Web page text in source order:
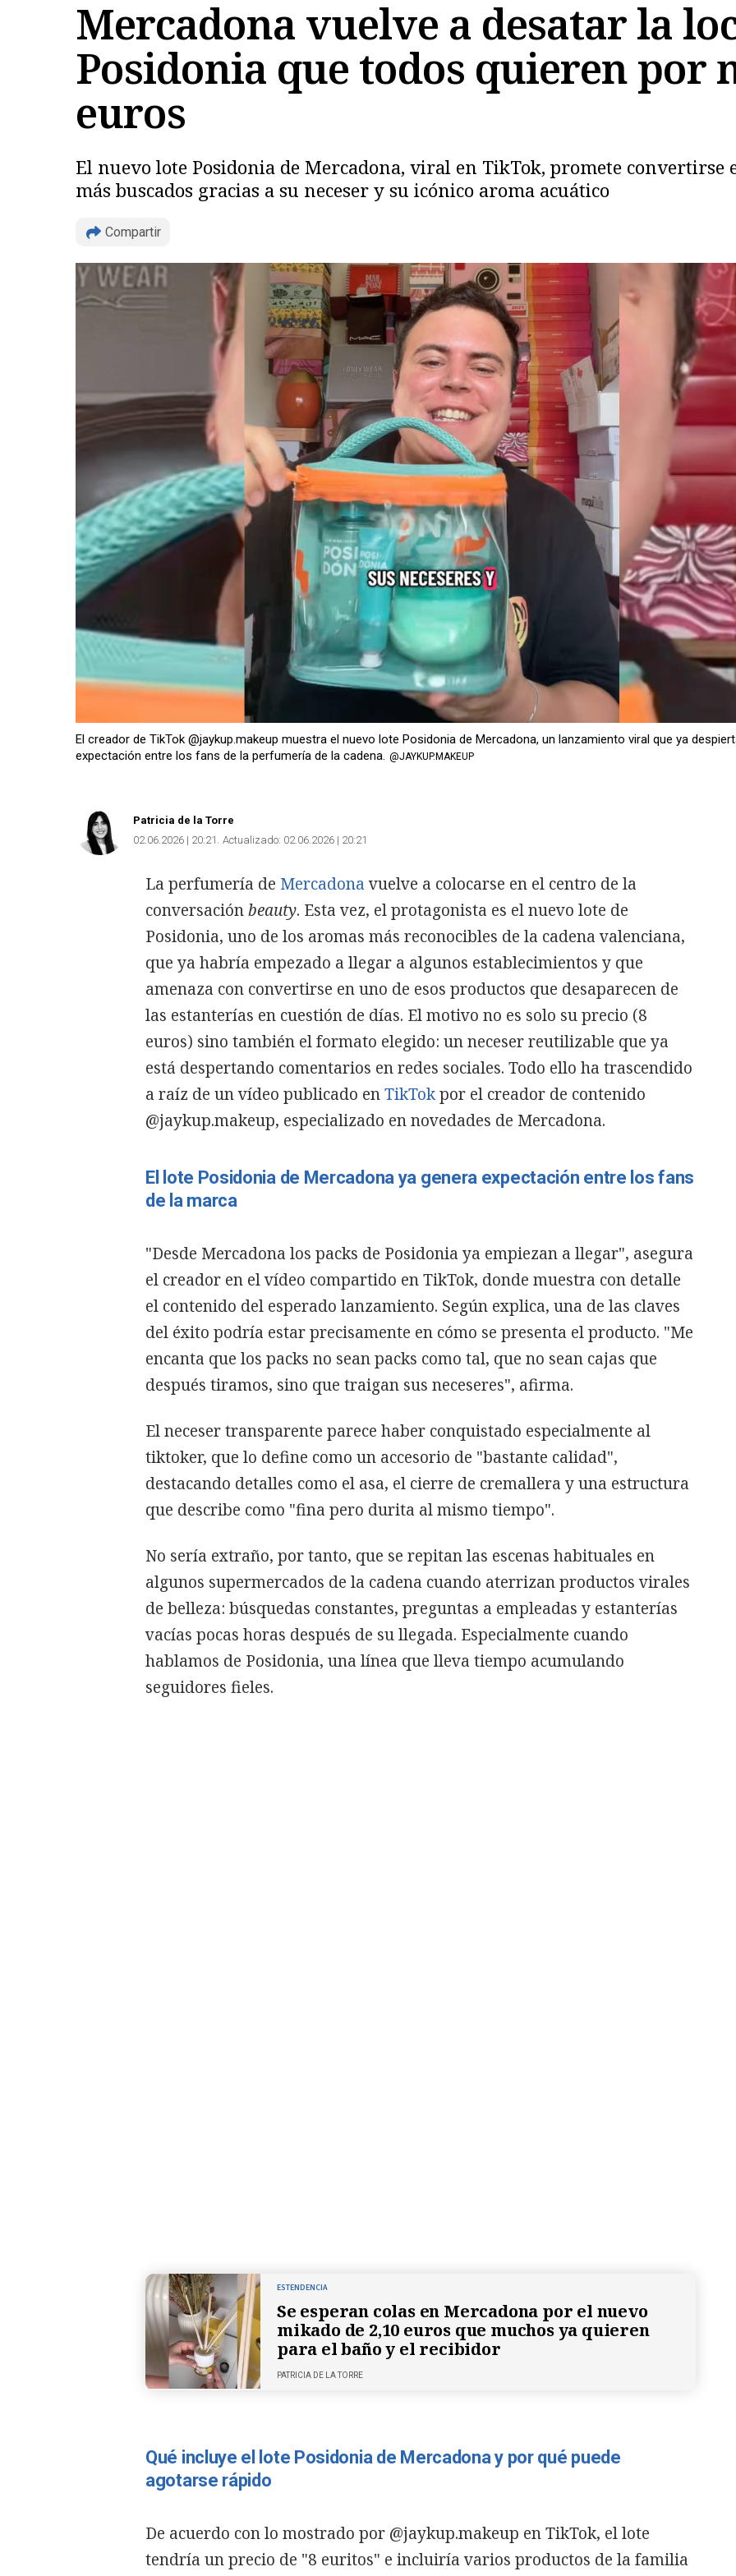
Mercadona vuelve a desatar la
Posidonia que todos quieren por
euros
El nuevo lote Posidonia de Mercadona, viral en TikTok, promete convertirse
más buscados gracias a su neceser y su icónico aroma acuático
Compartir
El creador de TikTok @jaykup.makeup muestra el nuevo lote Posidonia de Mercadona, un lanzamiento viral que ya
expectación entre los fans de la perfumería de la cadena. @JAYKUP.MAKEUP
Patricia de la Torre
02.06.2026 | 20:21 Actualizado: 02.06.2026 | 20:21
La perfumería de Mercadonavuelve a colocarse en el centro de la
conversaciónbeauty. Esta vez, el protagonista es el nuevo lote de
Posidonia, uno de los aromas más reconocibles de la cadena valenciana,
que ya habría empezado a llegar a algunos establecimientos y que
amenaza con convertirse en uno de esos productos que desaparecen de
las estanterías en cuestión de días. El motivo no es solo su precio (8
euros) sino también el formato elegido: un neceser reutilizable que ya
está despertando comentarios en redes sociales. Todo ello ha trascendido
a raíz de un vídeo publicado enTikTokpor el creador de contenido
@jaykup.makeup, especializado en novedades de Mercadona.
El lote Posidonia de Mercadona ya genera expectación entre los fans
de la marca
"Desde Mercadona los packs de Posidonia ya empiezan a llegar", asegura
el creador en el vídeo compartido en TikTok, donde muestra con detalle
el contenido del esperado lanzamiento. Según explica, una de las claves
del éxito podría estar precisamente en cómo se presenta el producto. "Me
encanta que los packs no sean packs como tal, que no sean cajas que
después tiramos, sino que traigan sus neceseres", afirma.
El neceser transparente parece haber conquistado especialmente al
tiktoker, que lo define como un accesorio de "bastante calidad",
destacando detalles como el asa, el cierre de cremallera y una estructura
que describe como "fina pero durita al mismo tiempo".
No sería extraño, por tanto, que se repitan las escenas habituales en
algunos supermercados de la cadena cuando aterrizan productos virales
de belleza: búsquedas constantes, preguntas a empleadas y estanterías
vacías pocas horas después de su llegada. Especialmente cuando
hablamos de Posidonia, una línea que lleva tiempo acumulando
seguidores fieles.
ESTENDENCIA
Se esperan colas en Mercadona por el nuevo
mikado de 2,10 euros que muchos ya quieren
para el baño y el recibidor
PATRICIA DE LA TORRE
Qué incluye el lote Posidonia de Mercadona y por qué puede
agotarse rápido
De acuerdo con lo mostrado por @jaykup.makeup en TikTok, el lote
tendría un precio de "8 euritos" e incluiría varios productos de la familia